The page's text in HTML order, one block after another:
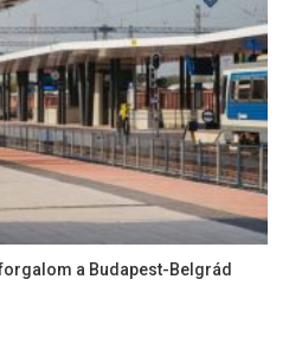
a Budapest-Belgrád